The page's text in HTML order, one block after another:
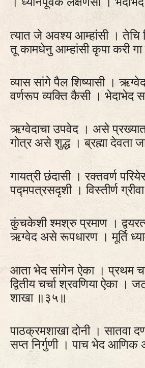
त्यात जे अवश्य आम्हांसी । तेचि
तू कामधेनु आम्हांसी कृपा करी
व्यास सांगे पैल शिष्यासी ।
वर्णरूप व्यक्ति कैसी । भेदाभेद
ऋग्वेदाचा उपवेद । असे
गोत्र असे शुद्ध । ब्रह्मा देवता
गायत्री छंदासी । रक्तवर्ण
पद्मपत्रसदृशी । विस्तीर्ण
कुंचकेशी श्मश्रु प्रमाण ।
ऋग्वेद असे रूपधारण । मूर्ति
आता भेद सांगेन ऐका । प्रथम
द्वितीय चर्चा श्रवणिया ऐका ।
शाखा ॥३५॥
पाठक्रमशाखा दोनी । सातवा
सप्त निर्गुणी । पाच भेद